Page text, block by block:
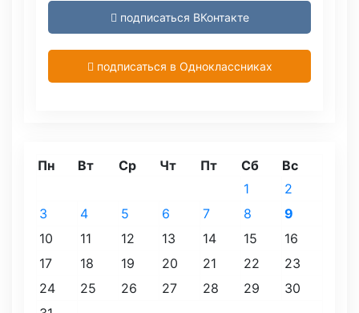
подписаться ВКонтакте
подписаться в Одноклассниках
Пн Вт Ср Чт Пт Сб
Вс
1
2
3
4 5 6 7 8
9
10
11 12 13 14 15
16
17
18 19 20 21 22
23
24
25 26 27 28 29
30